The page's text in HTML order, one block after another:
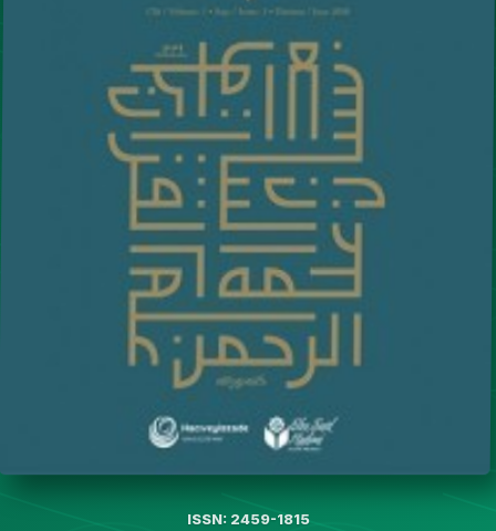
ISSN: 2459-1815